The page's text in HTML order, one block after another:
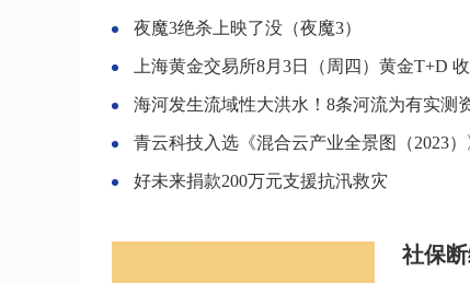
夜魔3绝杀上映了没（夜魔3）
上海黄金交易所8月3日（周四）黄金T+D 收盘下跌0.26%报454.40元/克， 白银T+D 下跌2.51%报
海河发生流域性大洪水！8条河流为有实测资料以来最
青云科技入选《混合云产业全景图（2023）》
好未来捐款200万元支援抗汛救灾
社保